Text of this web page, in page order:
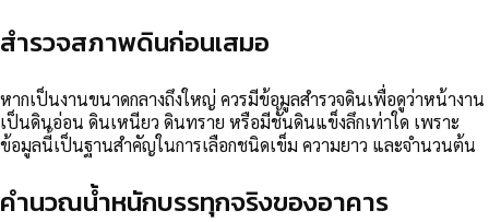
สำรวจสภาพดินก่อนเสมอ
หากเป็นงานขนาดกลางถึงใหญ่ ควรมีข้อมูลสำรวจดินเพื่อดูว่าหน้างาน
เป็นดินอ่อน ดินเหนียว ดินทราย หรือมีชั้นดินแข็งลึกเท่าใด เพราะ
ข้อมูลนี้เป็นฐานสำคัญในการเลือกชนิดเข็ม ความยาว และจำนวนต้น
คำนวณน้ำหนักบรรทุกจริงของอาคาร